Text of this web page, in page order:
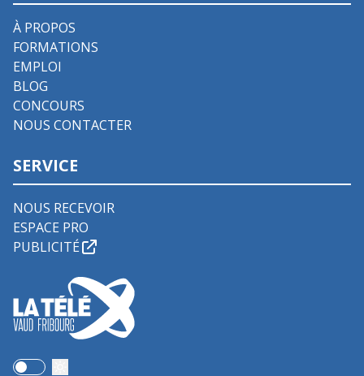
À PROPOS
FORMATIONS
EMPLOI
BLOG
CONCOURS
NOUS CONTACTER
SERVICE
NOUS RECEVOIR
ESPACE PRO
PUBLICITÉ
Use setting